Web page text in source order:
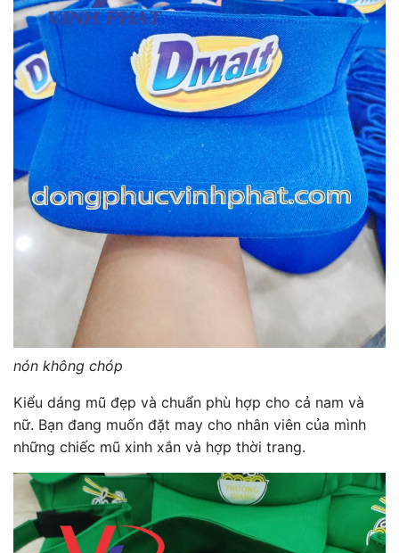
nón không chóp
Kiểu dáng mũ đẹp và chuẩn phù hợp cho cả nam và
nữ. Bạn đang muốn đặt may cho nhân viên của mình
những chiếc mũ xinh xắn và hợp thời trang.